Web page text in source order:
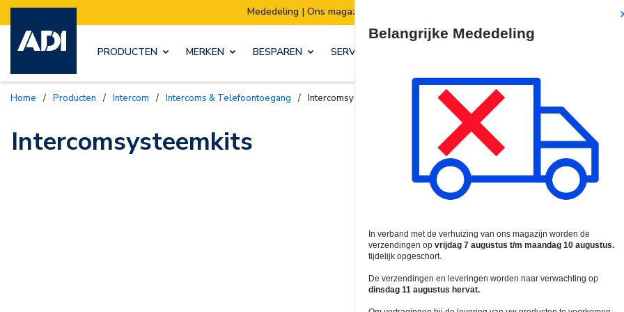
Mededeling | Ons magazijn verhuist: Verzendingen worden van
PRODUCTEN MERKEN BESPAREN SERVICES & OPLOSSINGEN
Home / Producten / Intercom / Intercoms & Telefoontoegang / Intercomsysteemkits
Intercomsysteemkits